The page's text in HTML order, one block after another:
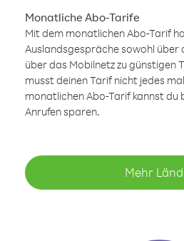
Monatliche Abo-Tarife
Mit dem monatlichen Abo-Tarif
Auslandsgespräche sowohl über
über das Mobilnetz zu günstigen
musst deinen Tarif nicht jedes
monatlichen Abo-Tarif kannst du
Anrufen sparen.
Mehr